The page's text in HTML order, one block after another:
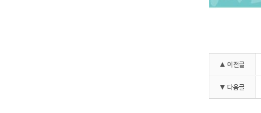
▲ 이전글
▼ 다음글